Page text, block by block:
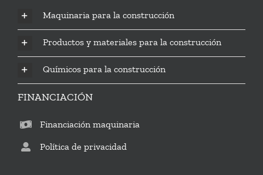
Maquinaria para la construcción
Productos y materiales para la construcción
Químicos para la construcción
FINANCIACIÓN
Financiación maquinaria
Política de privacidad